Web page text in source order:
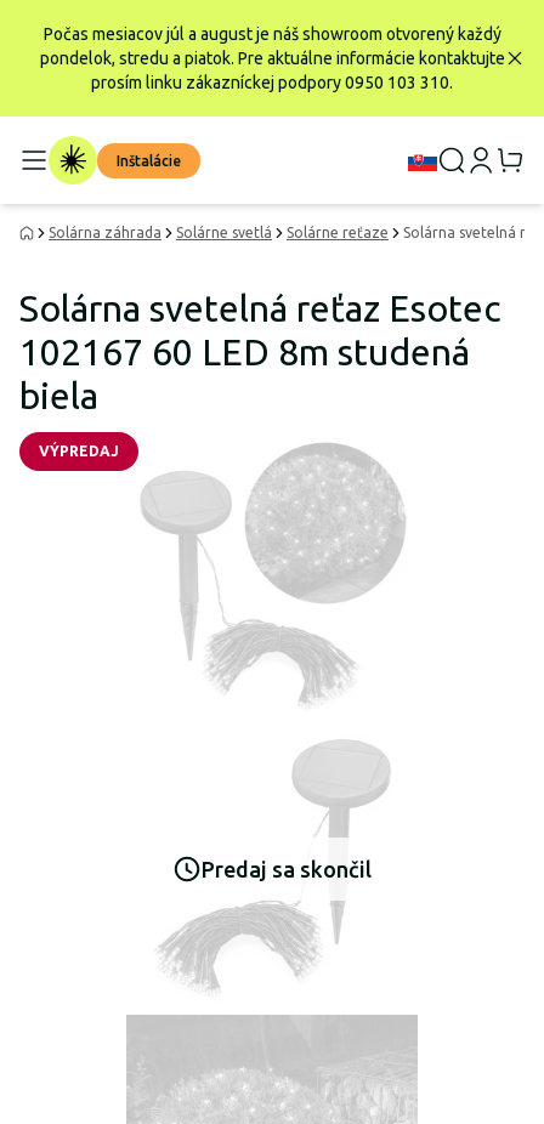
Počas mesiacov júl a august je náš showroom otvorený každý
pondelok, stredu a piatok. Pre aktuálne informácie kontaktujte
prosím linku zákazníckej podpory 0950 103 310.
Inštalácie
Solárna záhrada Solárne svetlá Solárne reťaze Solárna svetelná
Solárna svetelná reťaz Esotec
102167 60 LED 8m studená
biela
VÝPREDAJ
Predaj sa skončil